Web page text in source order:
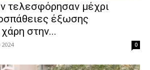
τελεσφόρησαν μέχρι
έξωσης
στην...
0